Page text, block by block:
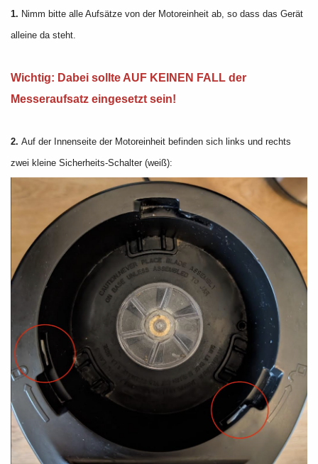
1. Nimm bitte alle Aufsätze von der Motoreinheit ab, so dass das Gerät
alleine da steht.
Wichtig: Dabei sollte AUF KEINEN FALL der
Messeraufsatz eingesetzt sein!
2. Auf der Innenseite der Motoreinheit befinden sich links und rechts
zwei kleine Sicherheits-Schalter (weiß):